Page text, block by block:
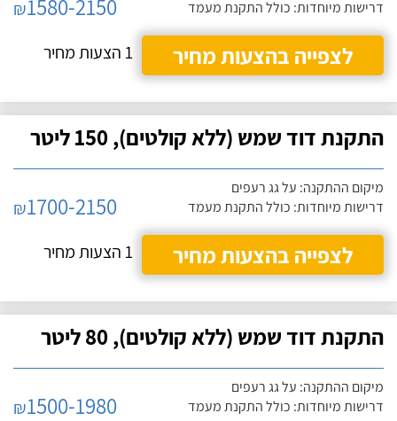
דרישות מיוחדות: כולל התקנת מעמד
₪1580-2150
לצפייה בהצעות מחיר
1 הצעות מחיר
התקנת דוד שמש (ללא קולטים), 150 ליטר
מיקום ההתקנה: על גג רעפים
דרישות מיוחדות: כולל התקנת מעמד
₪1700-2150
לצפייה בהצעות מחיר
1 הצעות מחיר
התקנת דוד שמש (ללא קולטים), 80 ליטר
מיקום ההתקנה: על גג רעפים
דרישות מיוחדות: כולל התקנת מעמד
₪1500-1980